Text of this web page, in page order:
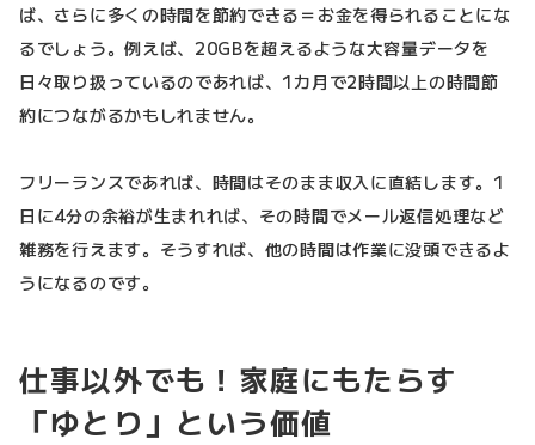
ば、さらに多くの時間を節約できる＝お金を得られることにな
るでしょう。例えば、20GBを超えるような大容量データを
日々取り扱っているのであれば、1カ月で2時間以上の時間節
約につながるかもしれません。
フリーランスであれば、時間はそのまま収入に直結します。1
日に4分の余裕が生まれれば、その時間でメール返信処理など
雑務を行えます。そうすれば、他の時間は作業に没頭できるよ
うになるのです。
仕事以外でも！家庭にもたらす
「ゆとり」という価値